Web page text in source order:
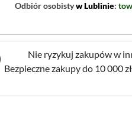
Odbiór osobistyw Lublinie:
Nie ryzykuj zakupów w
Bezpieczne zakupy do 10 000